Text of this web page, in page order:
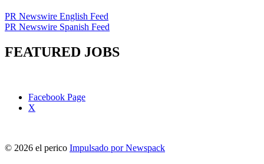
PR Newswire English Feed
PR Newswire Spanish Feed
FEATURED JOBS
Facebook Page
X
© 2026 el perico Impulsado por Newspack